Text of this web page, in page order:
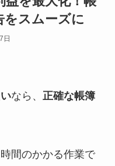
をスムーズに
日
なら、 正確な帳簿
間のかかる作業で